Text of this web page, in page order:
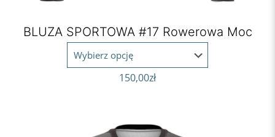
BLUZA SPORTOWA #17 Rowerowa Moc
150,00zł